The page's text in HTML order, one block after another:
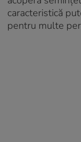
caracteristică
pentru multe